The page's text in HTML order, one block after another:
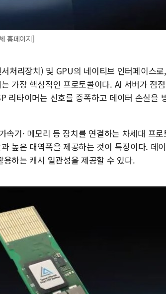
홈페이지]
처리장치) 및 GPU의 네이티브 인터페이스
가장 핵심적인 프로토콜이다. AI 서버가 점
리타이머는 신호를 증폭하고 데이터 손실을
속기· 메모리 등 장치를 연결하는 차세대 프
높은 대역폭을 제공하는 것이 특징이다. 데
하는 캐시 일관성을 제공할 수 있다.